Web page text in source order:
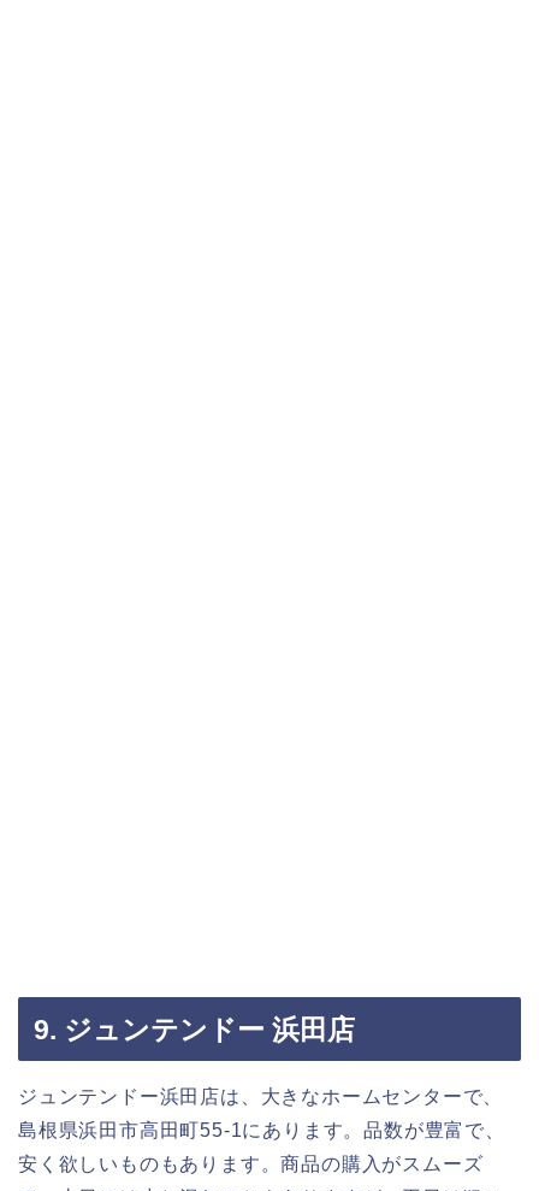
9. ジュンテンドー 浜田店
ジュンテンドー浜田店は、大きなホームセンターで、
島根県浜田市高田町55-1にあります。品数が豊富で、
安く欲しいものもあります。商品の購入がスムーズ